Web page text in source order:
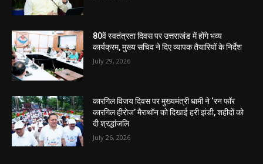
80वें स्वतंत्रता दिवस पर उत्तराखंड में होंगे भव्य
कार्यक्रम, मुख्य सचिव ने दिए व्यापक तैयारियों के निर्देश
July 29, 2026
कारगिल विजय दिवस पर मुख्यमंत्री धामी ने ‘रन फॉर
कारगिल हीरोज’ मैराथॉन को दिखाई हरी झंडी, शहीदों को
दी श्रद्धांजलि
July 26, 2026